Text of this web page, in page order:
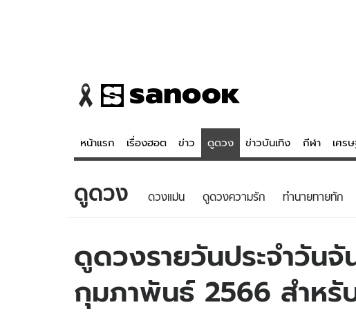
หน้าแรก เรื่องฮอต ข่าว ดูดวง ข่าวบันเทิง กีฬา เศร
ข่าว
ข่าวบันเทิง
ข่าวกีฬา
ข่าวเศรษฐกิจ
ดูดวง - ตรวจหวย
สถิติหวยไทย
หวยลาว
ดูดวง ดวงแม่น ดูดวงความรัก ทํานายทายทัก
ดูดวงรายวันประจำวัน
กุมภาพันธ์ 2566 สำหรั